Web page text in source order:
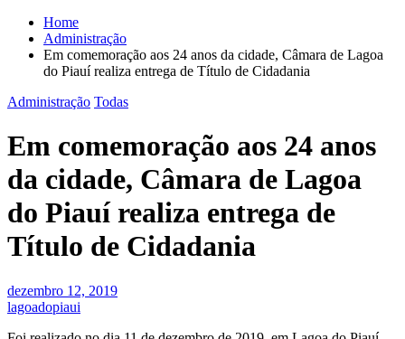
Home
Administração
Em comemoração aos 24 anos da cidade, Câmara de Lagoa
do Piauí realiza entrega de Título de Cidadania
Administração Todas
Em comemoração aos 24 anos
da cidade, Câmara de Lagoa
do Piauí realiza entrega de
Título de Cidadania
dezembro 12, 2019
lagoadopiaui